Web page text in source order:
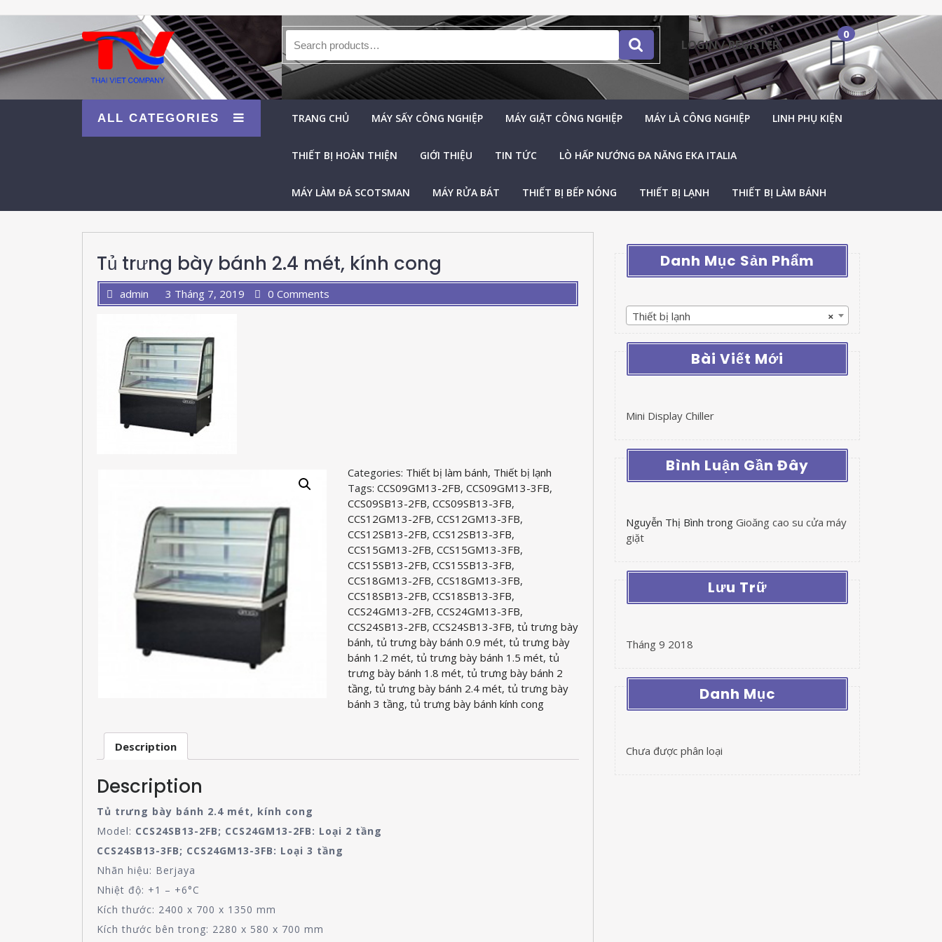
LOGIN / REGISTER
0
ALL CATEGORIES TRANG CHỦ MÁY SẤY CÔNG NGHIỆP MÁY GIẶT CÔNG NGHIỆP MÁY LÀ CÔNG NGHIỆP LINH PHỤ KIỆN
THIẾT BỊ HOÀN THIỆN GIỚI THIỆU TIN TỨC LÒ HẤP NƯỚNG ĐA NĂNG EKA ITALIA
MÁY LÀM ĐÁ SCOTSMAN MÁY RỬA BÁT THIẾT BỊ BẾP NÓNG THIẾT BỊ LẠNH THIẾT BỊ LÀM BÁNH
Tủ trưng bày bánh 2.4 mét, kính cong
admin 3 Tháng 7, 2019 0 Comments
Categories: Thiết bị làm bánh, Thiết bị lạnh
Tags: CCS09GM13-2FB, CCS09GM13-3FB,
CCS09SB13-2FB, CCS09SB13-3FB,
CCS12GM13-2FB, CCS12GM13-3FB,
CCS12SB13-2FB, CCS12SB13-3FB,
CCS15GM13-2FB, CCS15GM13-3FB,
CCS15SB13-2FB, CCS15SB13-3FB,
CCS18GM13-2FB, CCS18GM13-3FB,
CCS18SB13-2FB, CCS18SB13-3FB,
CCS24GM13-2FB, CCS24GM13-3FB,
CCS24SB13-2FB, CCS24SB13-3FB, tủ trưng bày
bánh, tủ trưng bày bánh 0.9 mét, tủ trưng bày
bánh 1.2 mét, tủ trưng bày bánh 1.5 mét, tủ
trưng bày bánh 1.8 mét, tủ trưng bày bánh 2
tầng, tủ trưng bày bánh 2.4 mét, tủ trưng bày
bánh 3 tầng, tủ trưng bày bánh kính cong
Description
Description
Tủ trưng bày bánh 2.4 mét, kính cong
Model: CCS24SB13-2FB; CCS24GM13-2FB: Loại 2 tầng
CCS24SB13-3FB; CCS24GM13-3FB: Loại 3 tầng
Nhãn hiệu: Berjaya
Nhiệt độ: +1 – +6°C
Kích thước: 2400 x 700 x 1350 mm
Kích thước bên trong: 2280 x 580 x 700 mm
Danh Mục Sản Phẩm
×
Thiết bị lạnh
Bài Viết Mới
Mini Display Chiller
Bình Luận Gần Đây
Nguyễn Thị Bình trong Gioăng cao su cửa máy
giặt
Lưu Trữ
Tháng 9 2018
Danh Mục
Chưa được phân loại